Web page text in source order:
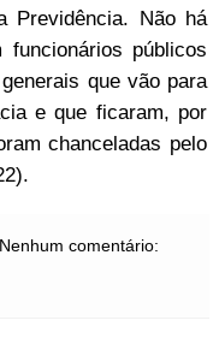
Previdência. Não há
públicos
que vão para
e que ficaram, por
chanceladas pelo
Nenhum comentário: